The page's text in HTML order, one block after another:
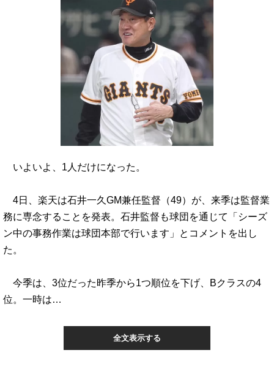
いよいよ、1人だけになった。
4日、楽天は石井一久GM兼任監督（49）が、来季は監督業
務に専念することを発表。石井監督も球団を通じて「シーズ
ン中の事務作業は球団本部で行います」とコメントを出し
た。
今季は、3位だった昨季から1つ順位を下げ、Bクラスの4
位。一時は…
全文表示する